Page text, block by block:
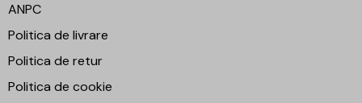
ANPC
Politica de livrare
Politica de retur
Politica de cookie